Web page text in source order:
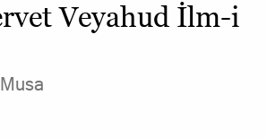
Veyahud İlm-i